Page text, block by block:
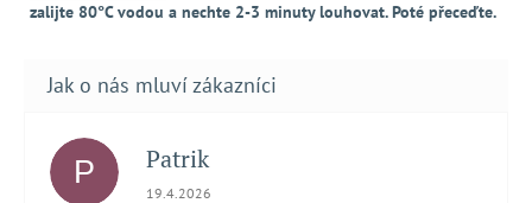
zalijte 80°C vodou a nechte 2-3 minuty louhovat. Poté přeceďte.
P Patrik
Hodnocení obchodu je 5 z 5 hvězdiček.
19.4.2026